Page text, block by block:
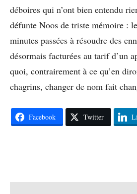
déboires qui n’ont bien entendu
défunte Noos de triste mémoire :
minutes passées à résoudre des
désormais facturées au tarif d’un
quoi, contrairement à ce qu’en
chagrins, changer de nom fait
Facebook Twitter